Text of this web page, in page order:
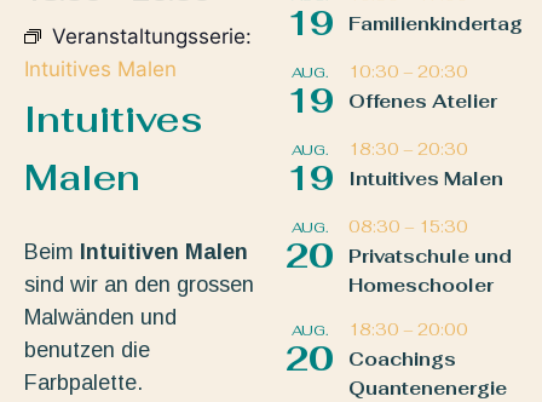
Veranstaltungsserie:
Intuitives Malen
Intuitives
Malen
Beim Intuitiven Malen
sind wir an den grossen
Malwänden und
benutzen die
Farbpalette.
19 Familienkindertag
AUG.
19
10:30 – 20:30
Offenes Atelier
AUG.
19
18:30 – 20:30
Intuitives Malen
AUG.
20
08:30 – 15:30
Privatschule und
Homeschooler
AUG.
20
18:30 – 20:00
Coachings
Quantenenergie